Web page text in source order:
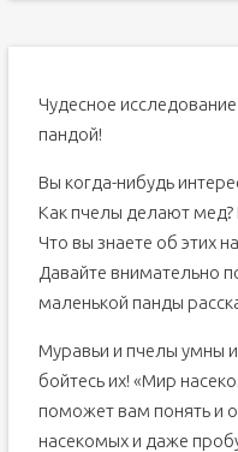
Чудесное
пандой!
Вы когда-нибудь
Как пчелы делают мед?
Что вы знаете об этих
Давайте внимательно
маленькой панды
Муравьи и пчелы умны
бойтесь их! «Мир
поможет вам понять и
насекомых и даже